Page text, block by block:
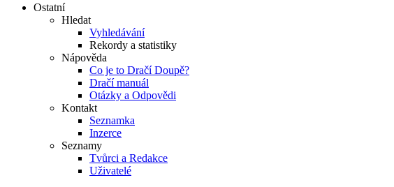
Ostatní
Hledat
Vyhledávání
Rekordy a statistiky
Nápověda
Co je to Dračí Doupě?
Dračí manuál
Otázky a Odpovědi
Kontakt
Seznamka
Inzerce
Seznamy
Tvůrci a Redakce
Uživatelé